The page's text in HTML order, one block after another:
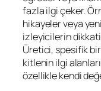
fazla ilgi çeker.
hikayeler veya
izleyicilerin
Üretici, spesifik
kitlenin ilgi
özellikle kendi